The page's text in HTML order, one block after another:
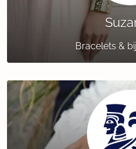
Bracelets &